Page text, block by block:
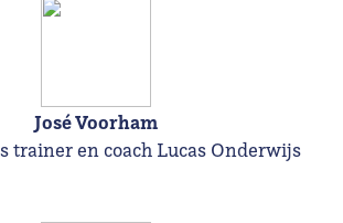
José Voorham
trainer en coach Lucas Onderwijs